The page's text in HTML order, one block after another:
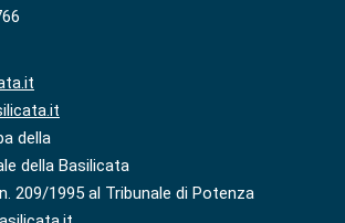
della
della Basilicata
209/1995 al Tribunale di Potenza